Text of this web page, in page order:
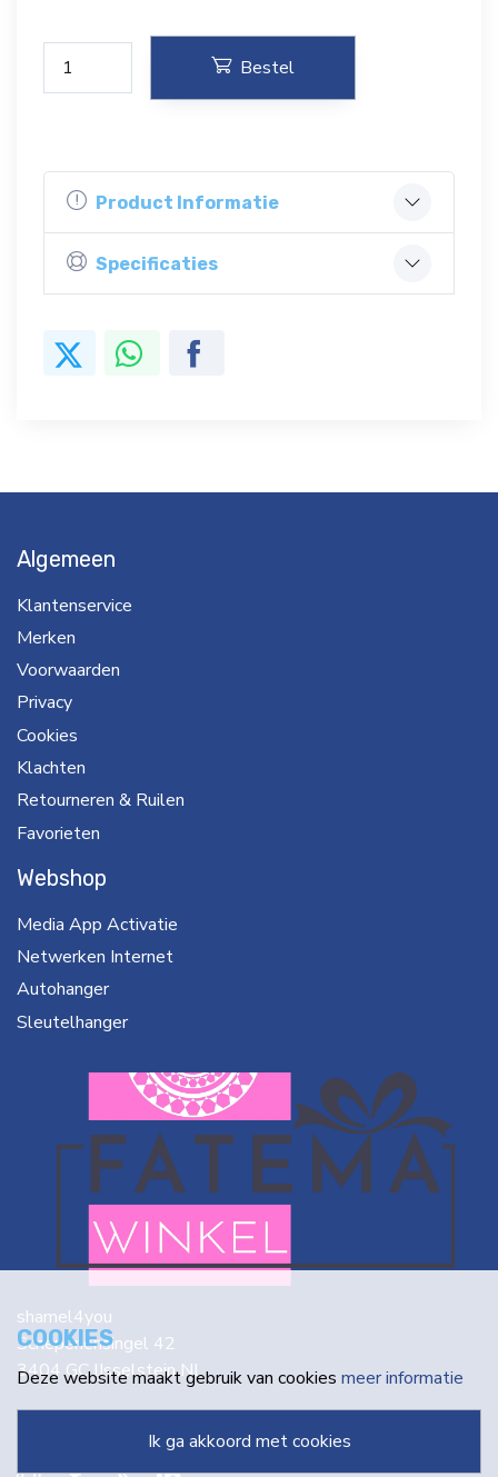
Bestel
Product Informatie
Specificaties
shamel4you
Schepenensingel 42
3404 GC IJsselstein NL
Algemeen
Klantenservice
Merken
Voorwaarden
Privacy
Cookies
Klachten
Retourneren & Ruilen
Favorieten
Webshop
Media App Activatie
Netwerken Internet
Autohanger
Sleutelhanger
COOKIES
Deze website maakt gebruik van cookies meer informatie
ik ga akkoord met cookies